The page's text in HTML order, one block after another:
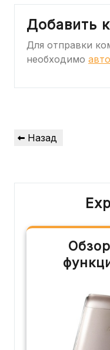
Добавить
Для отправки
необходимо
Навигация
по
Предыдущая
Назад